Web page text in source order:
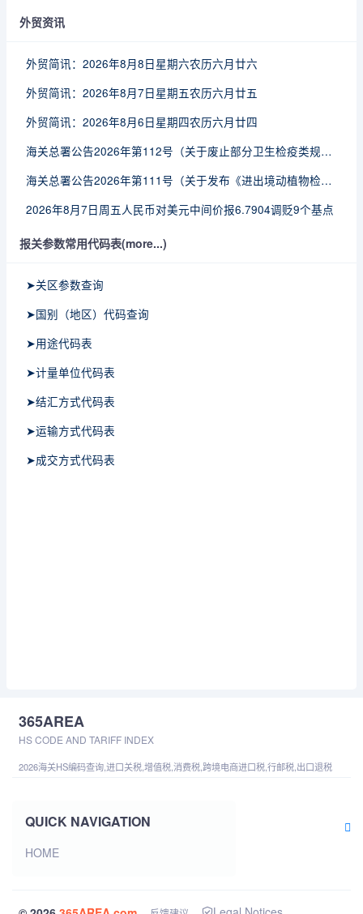
外贸资讯
外贸简讯：2026年8月8日星期六农历六月廿六
外贸简讯：2026年8月7日星期五农历六月廿五
外贸简讯：2026年8月6日星期四农历六月廿四
海关总署公告2026年第112号（关于废止部分卫生检疫类规范性文件的公告）
海关总署公告2026年第111号（关于发布《进出境动植物检疫处理监督管理工作规定》《进出境卫生处理监督管理工作规定》的公告）
2026年8月7日周五人民币对美元中间价报6.7904调贬9个基点
报关参数常用代码表(more...)
➤关区参数查询
➤国别（地区）代码查询
➤用途代码表
➤计量单位代码表
➤结汇方式代码表
➤运输方式代码表
➤成交方式代码表
365AREA
HS CODE AND TARIFF INDEX
2026海关HS编码查询,进口关税,增值税,消费税,跨境电商进口税,行邮税,出口退税
QUICK NAVIGATION
HOME